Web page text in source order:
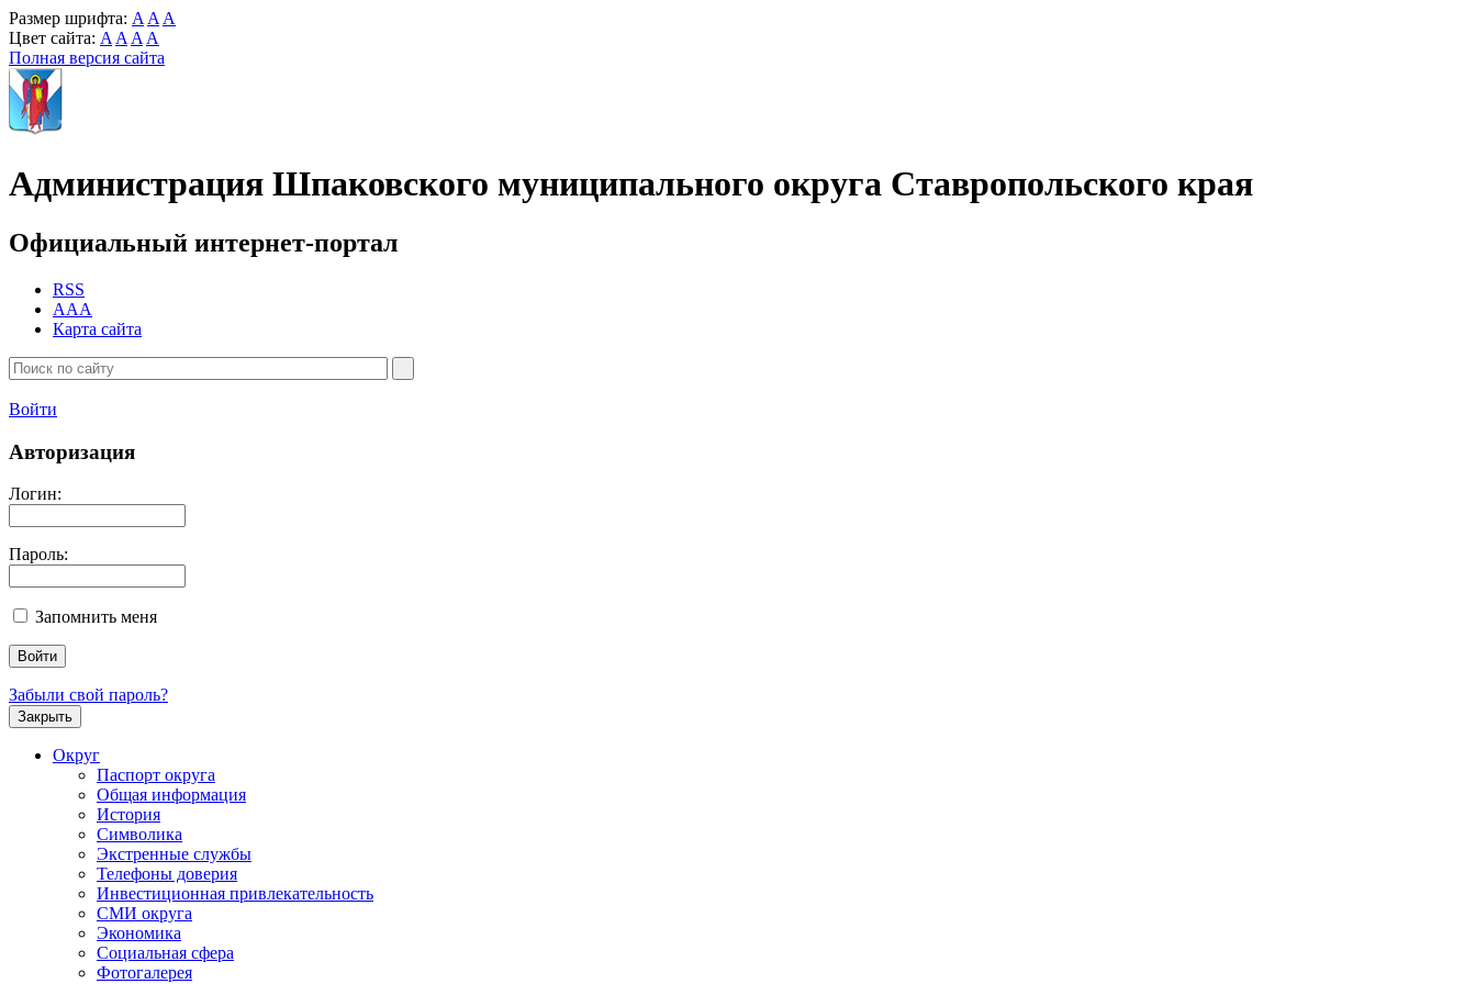
Размер шрифта: A A A
Цвет сайта: A A A A
Полная версия сайта
Администрация Шпаковского муниципального округа Ставропольского края
Официальный интернет-портал
RSS
AAA
Карта сайта
Войти
Авторизация
Логин:
Пароль:
Запомнить меня
Забыли свой пароль?
Закрыть
Округ
Паспорт округа
Общая информация
История
Символика
Экстренные службы
Телефоны доверия
Инвестиционная привлекательность
СМИ округа
Экономика
Социальная сфера
Фотогалерея